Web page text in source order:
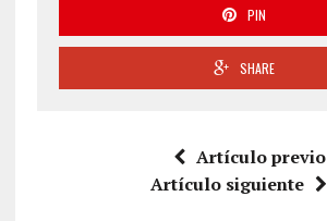
PIN
SHARE
Artículo previo
Artículo siguiente